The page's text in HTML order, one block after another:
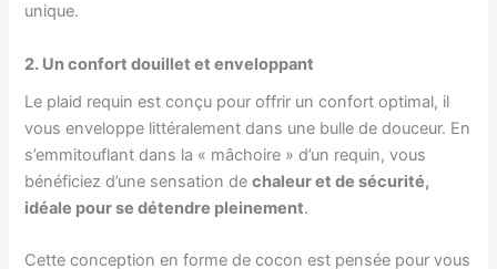
unique.
2. Un confort douillet et enveloppant
Le plaid requin est conçu pour offrir un confort optimal, il
vous enveloppe littéralement dans une bulle de douceur. En
s’emmitouflant dans la « mâchoire » d’un requin, vous
bénéficiez d’une sensation dechaleur et de sécurité,
idéale pour se détendre pleinement.
Cette conception en forme de cocon est pensée pour vous